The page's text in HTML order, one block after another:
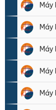
Máy
Máy
Máy
Máy
Máy